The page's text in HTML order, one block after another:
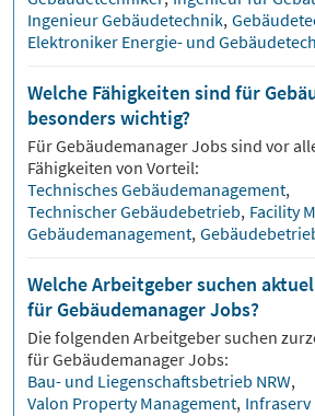
Ingenieur Gebäudetechnik,
Elektroniker Energie- und
Welche Fähigkeiten sind für
besonders wichtig?
FürGebäudemanagerJobs sind vor
Fähigkeiten von Vorteil:
Technisches Gebäudemanagement,
Technischer Gebäudebetrieb, Facility
Gebäudemanagement,
Welche Arbeitgeber suchen
für Gebäudemanager Jobs?
Die folgenden Arbeitgeber suchen
fürGebäudemanagerJobs:
Bau- und Liegenschaftsbetrieb NRW,
Valon Property Management,